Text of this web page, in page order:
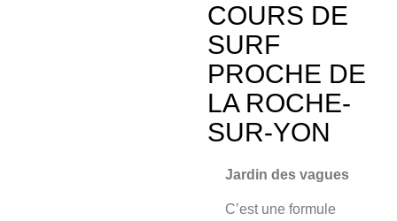
COURS DE
SURF
PROCHE DE
LA ROCHE-
SUR-YON
Jardin des vagues
C’est une formule